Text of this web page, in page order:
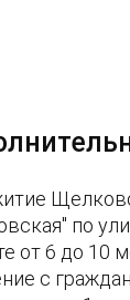
по
от 6 до 10
с